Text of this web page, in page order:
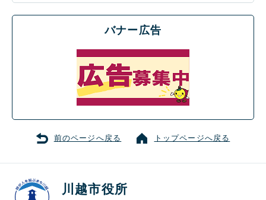
バナー広告
前のページへ戻る トップページへ戻る
川越市役所